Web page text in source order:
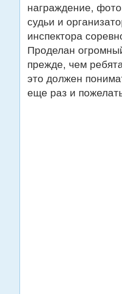
награждение,
судьи и
инспектора
Проделан
прежде, чем
это должен
еще раз и